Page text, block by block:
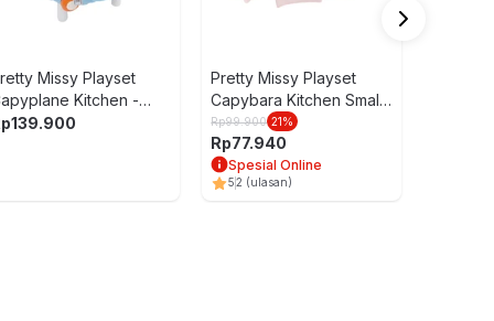
Missy Playset
Kitchen -
Biru
139.900
Pretty Missy Playset
Capybara Kitchen Small
- Ungu
Rp99.900 21%
Rp77.940
Spesial Online
52 (ulasan)